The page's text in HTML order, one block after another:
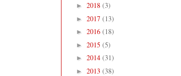
► 2018 (3)
► 2017 (13)
► 2016 (18)
► 2015 (5)
► 2014 (31)
► 2013 (38)